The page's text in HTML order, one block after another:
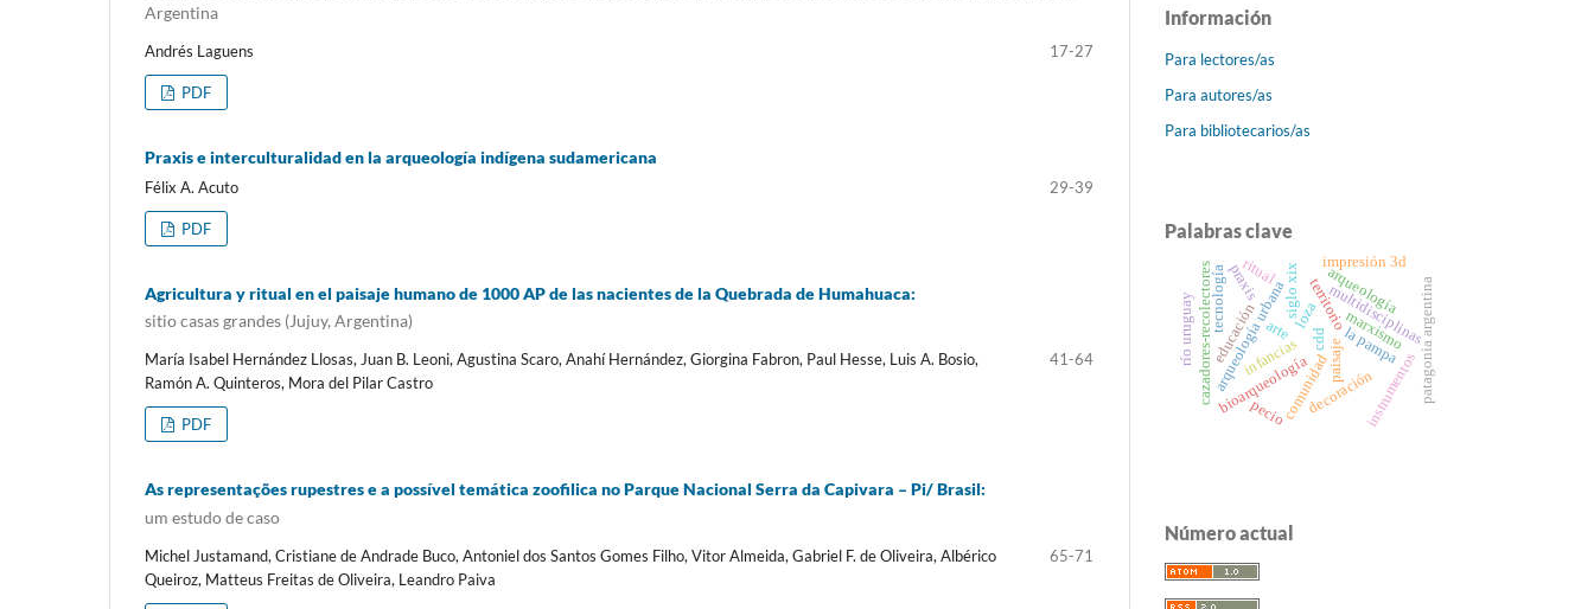
Argentina
Andrés Laguens 17-27
PDF
Praxis e interculturalidad en la arqueología indígena sudamericana
Félix A. Acuto 29-39
PDF
Agricultura y ritual en el paisaje humano de 1000 AP de las nacientes de la Quebrada de Humahuaca:
sitio casas grandes (Jujuy, Argentina)
María Isabel Hernández Llosas, Juan B. Leoni, Agustina Scaro, Anahí Hernández, Giorgina Fabron, Paul Hesse, Luis A. Bosio,
Ramón A. Quinteros, Mora del Pilar Castro
41-64
PDF
As representações rupestres e a possível temática zoofilica no Parque Nacional Serra da Capivara – Pi/ Brasil:
um estudo de caso
Michel Justamand, Cristiane de Andrade Buco, Antoniel dos Santos Gomes Filho, Vitor Almeida, Gabriel F. de Oliveira, Albérico
Queiroz, Matteus Freitas de Oliveira, Leandro Paiva
65-71
Información
Para lectores/as
Para autores/as
Para bibliotecarios/as
Palabras clave
bioarqueología
cazadores-recolectores arte
paisaje
territorio
arqueología urbana multidisciplinas
siglo xix
la pampa
loza
decoración
arqueología
comunidad
educacióninfancias instrumentospatagonia argentina
río uruguay tecnología
impresión 3d
pecio
praxis
marxismo
cdd
ritual
Número actual